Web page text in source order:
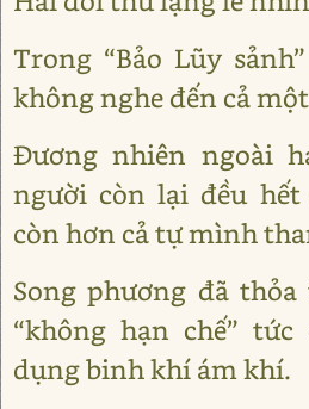
Trong “Bảo Lũy
không nghe đến cả
Đương nhiên ngoài
người còn lại đều hết
còn hơn cả tự mình
Song phương đã
“không hạn chế”
dụng binh khí ám khí.